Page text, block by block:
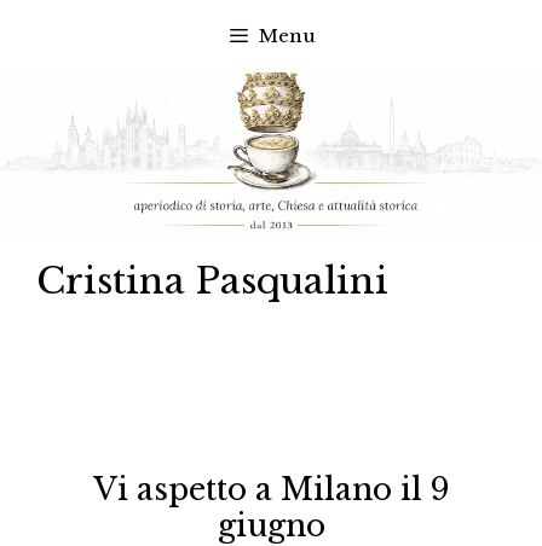
contenuto
Menu
Cristina Pasqualini
Vi aspetto a Milano il 9
giugno